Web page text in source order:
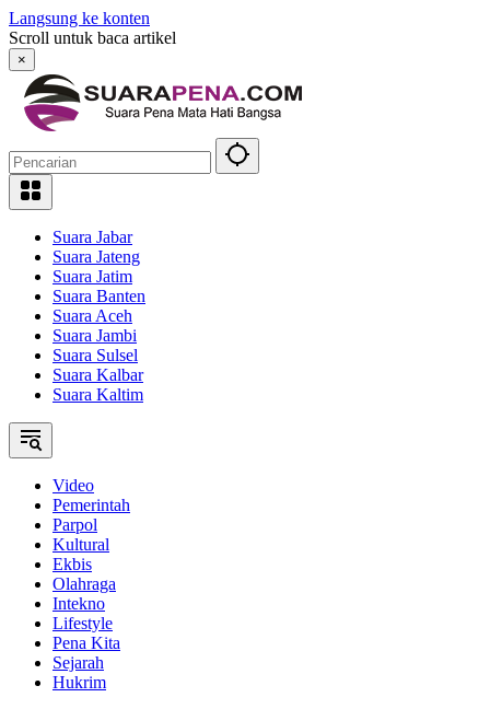
Langsung ke konten
Scroll untuk baca artikel
×
Suara Jabar
Suara Jateng
Suara Jatim
Suara Banten
Suara Aceh
Suara Jambi
Suara Sulsel
Suara Kalbar
Suara Kaltim
Video
Pemerintah
Parpol
Kultural
Ekbis
Olahraga
Intekno
Lifestyle
Pena Kita
Sejarah
Hukrim